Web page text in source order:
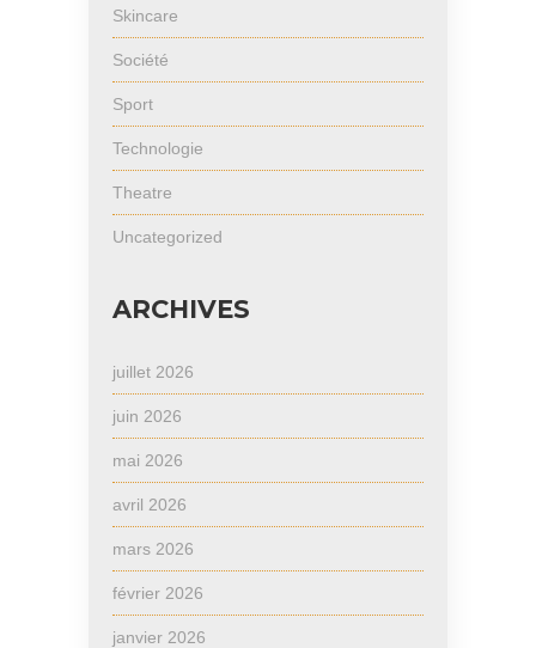
Skincare
Société
Sport
Technologie
Theatre
Uncategorized
ARCHIVES
juillet 2026
juin 2026
mai 2026
avril 2026
mars 2026
février 2026
janvier 2026